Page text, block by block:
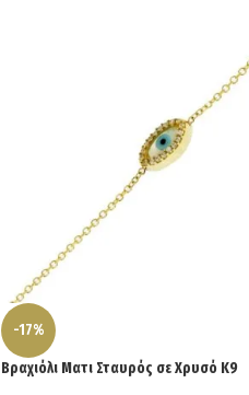
-17%
Βραχιόλι Ματι Σταυρός σε Χρυσό Κ9